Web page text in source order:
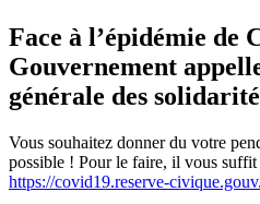
Face à l’épidémie de
Gouvernement
générale des
Vous souhaitez donner du votre
possible ! Pour le faire, il vous suffit
https://covid19.reserve-